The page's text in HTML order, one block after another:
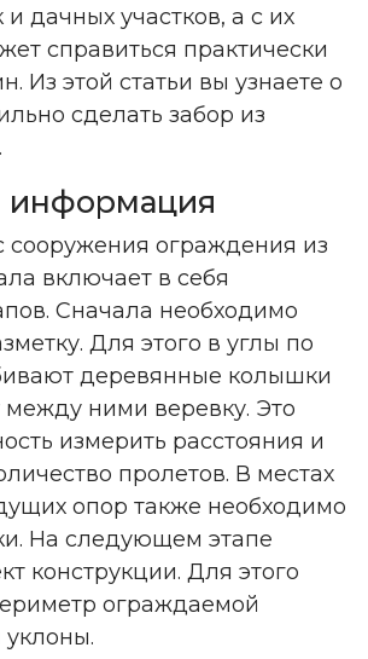
и дачных участков, а с их
справиться практически
Из этой статьи вы узнаете о
сделать забор из
.
информация
сооружения ограждения из
включает в себя
Сначала необходимо
Для этого в углы по
деревянные колышки
между ними веревку. Это
измерить расстояния и
пролетов. В местах
опор также необходимо
На следующем этапе
конструкции. Для этого
ограждаемой